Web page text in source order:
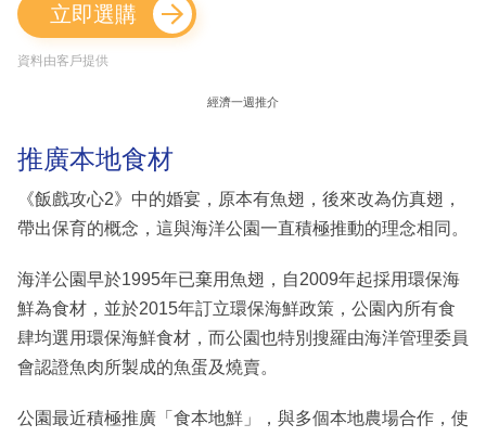
立即選購
資料由客戶提供
經濟一週推介
推廣本地食材
《飯戲攻心2》中的婚宴，原本有魚翅，後來改為仿真翅，
帶出保育的概念，這與海洋公園一直積極推動的理念相同。
海洋公園早於1995年已棄用魚翅，自2009年起採用環保海
鮮為食材，並於2015年訂立環保海鮮政策，公園內所有食
肆均選用環保海鮮食材，而公園也特別搜羅由海洋管理委員
會認證魚肉所製成的魚蛋及燒賣。
公園最近積極推廣「食本地鮮」，與多個本地農場合作，使